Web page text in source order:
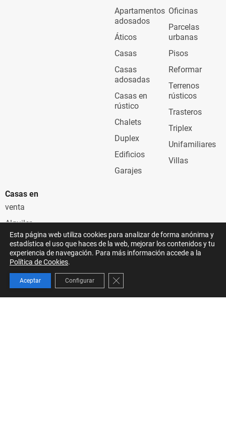
Apartamentos
adosados
Áticos
Casas
Casas
adosadas
Casas en
rústico
Chalets
Duplex
Edificios
Garajes
Oficinas
Parcelas
urbanas
Pisos
Reformar
Terrenos
rústicos
Trasteros
Triplex
Unifamiliares
Villas
Casas en
venta
Alquiler
Traspaso
Asistencia
Empieza por aquí
Actualidad
Profesionales
Esta página web utiliza cookies para analizar de forma anónima y
estadística el uso que haces de la web, mejorar los contenidos y tu
experiencia de navegación. Para más información accede a la
Política de Cookies.
Aceptar Configurar Cerrar el banner de cookies RGPD